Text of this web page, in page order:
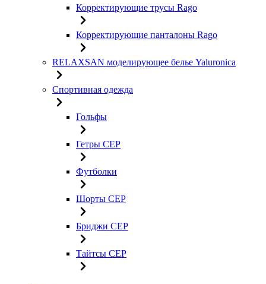
Корректирующие трусы Rago
Корректирующие панталоны Rago
RELAXSAN моделирующее белье Yaluroniсa
Спортивная одежда
Гольфы
Гетры CEP
Футболки
Шорты CEP
Бриджи CEP
Тайтсы CEP